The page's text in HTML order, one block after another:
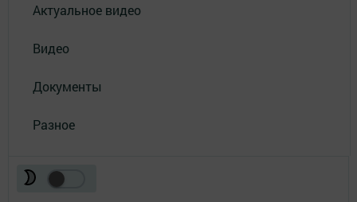
Актуальное видео
Видео
Документы
Разное